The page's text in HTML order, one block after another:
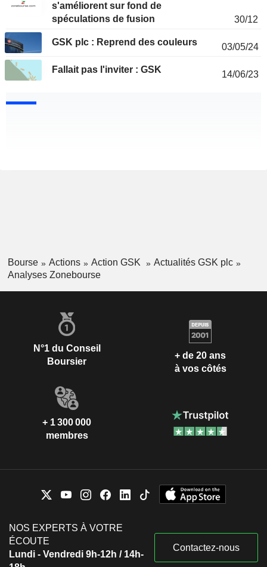
s'améliorent sur fond de
spéculations de fusion
30/12
GSK plc : Reprend des couleurs 03/05/24
Fallait pas l'inviter : GSK 14/06/23
Bourse Actions Action GSK
Actualités GSK plc
Analyses Zonebourse
N°1 du Conseil
Boursier
+ de 20 ans
à vos côtés
+ 1 300 000
membres
NOS EXPERTS À VOTRE
ÉCOUTE
Lundi - Vendredi 9h-12h / 14h-
Contactez-nous